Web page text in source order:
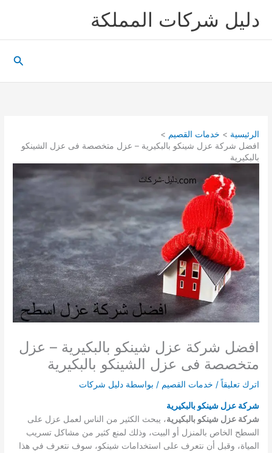
دليل شركات المملكة
الرئيسية
خدمات القصيم
افضل شركة عزل شينكو بالبكيرية – عزل متخصصة فى عزل الشينكو
بالبكيرية
افضل شركة عزل شينكو بالبكيرية – عزل
متخصصة فى عزل الشينكو بالبكيرية
اترك تعليقاً / خدمات القصيم / بواسطة دليل شركات
شركة عزل شينكو بالبكيرية
شركة عزل شينكو بالبكيرية، يبحث الكثير من الناس لعمل عزل على
السطح الخاص بالمنزل أو البيت، وذلك لمنع كثير من مشاكل تسريب
المياة، وقبل أن نتعرف على استخدامات شينكو، سوف نتعرف في هذا